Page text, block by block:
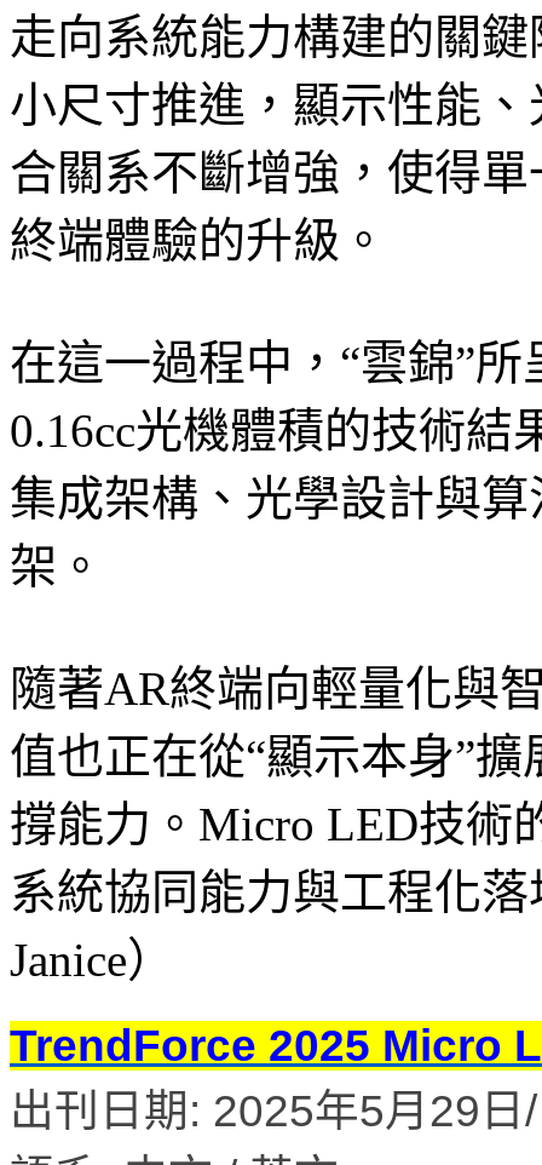
走向系統能力構建的關
小尺寸推進，顯示性能
合關系不斷增強，使得
終端體驗的升級。
在這一過程中，“雲錦”
0.16cc光機體積的技術
集成架構、光學設計與
架。
隨著AR終端向輕量化與
值也正在從“顯示本身”
撐能力。Micro LED技術
系統協同能力與工程化
Janice）
TrendForce 2025 Micro
出刊日期: 2025年5月29日